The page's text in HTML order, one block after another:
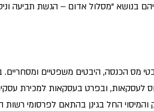
בנושא "מסלול אדום – הגשת תביעה
מס הכנסה, היבטים משפטיים
ביחס לעסקאות, ובפרט בעסקאות למכירת
החל בגינן בהתאם לפרסומי רשות